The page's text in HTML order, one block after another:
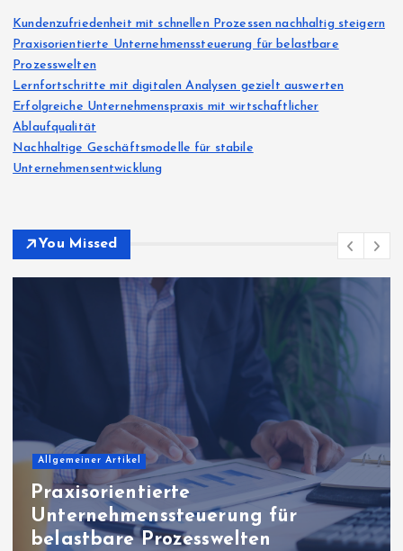
Kundenzufriedenheit mit schnellen Prozessen nachhaltig steigern
Praxisorientierte Unternehmenssteuerung für belastbare
Prozesswelten
Lernfortschritte mit digitalen Analysen gezielt auswerten
Erfolgreiche Unternehmenspraxis mit wirtschaftlicher
Ablaufqualität
Nachhaltige Geschäftsmodelle für stabile
Unternehmensentwicklung
You Missed
Bildung & Wissenschaft
Lernfortschritte mit digitalen
Analysen gezielt auswerten